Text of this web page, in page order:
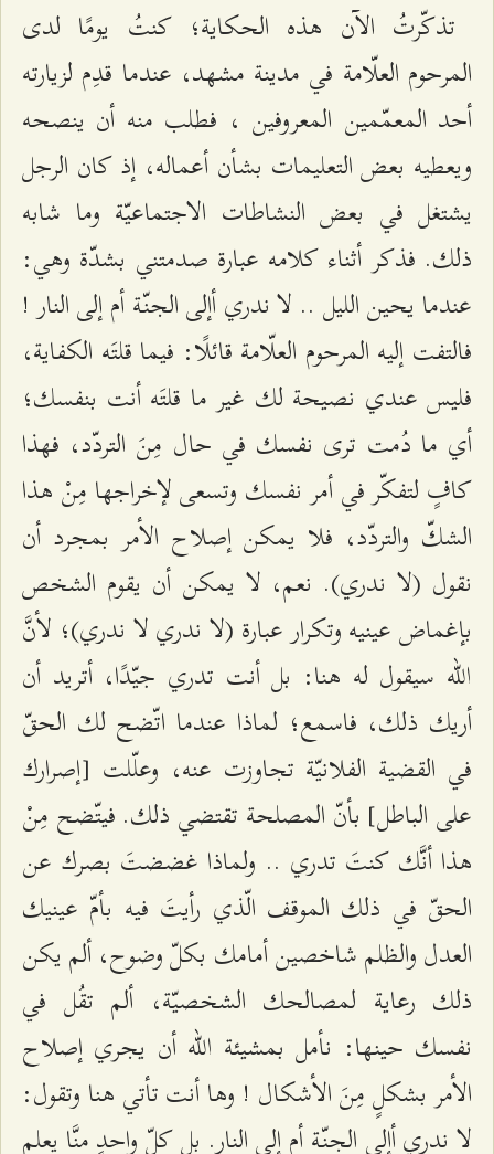
تذكّرتُ الآن هذه الحكاية؛ كنتُ يومًا لدى
المرحوم العلّامة في مدينة مشهد، عندما قدِم لزيارته
أحد المعمّمين المعروفين ، فطلب منه أن ينصحه
ويعطيه بعض التعليمات بشأن أعماله، إذ كان الرجل
يشتغل في بعض النشاطات الاجتماعيّة وما شابه
ذلك. فذكر أثناء كلامه عبارة صدمتني بشدّة وهي:
عندما يحين الليل .. لا ندري أإلى الجنّة أم إلى النار !
فالتفت إليه المرحوم العلّامة قائلًا: فيما قلتَه الكفاية،
فليس عندي نصيحة لك غير ما قلتَه أنت بنفسك؛
أي ما دُمت ترى نفسك في حال مِنَ التردّد، فهذا
كافٍ لتفكّر في أمر نفسك وتسعى لإخراجها مِنْ هذا
الشكّ والتردّد، فلا يمكن إصلاح الأمر بمجرد أن
نقول (لا ندري). نعم، لا يمكن أن يقوم الشخص
بإغماض عينيه وتكرار عبارة (لا ندري لا ندري)؛ لأنَّ
الله سيقول له هنا: بل أنت تدري جيّدًا، أتريد أن
أريك ذلك، فاسمع؛ لماذا عندما اتّضح لك الحقّ
في القضية الفلانيّة تجاوزت عنه، وعلّلت [إصرارك
على الباطل] بأنّ المصلحة تقتضي ذلك. فيتّضح مِنْ
هذا أنَّك كنتَ تدري .. ولماذا غضضتَ بصرك عن
الحقّ في ذلك الموقف الّذي رأيتَ فيه بأمّ عينيك
العدل والظلم شاخصين أمامك بكلّ وضوح، ألم يكن
ذلك رعاية لمصالحك الشخصيّة، ألم تقُل في
نفسك حينها: نأمل بمشيئة الله أن يجري إصلاح
الأمر بشكلٍ مِنَ الأشكال ! وها أنت تأتي هنا وتقول:
لا ندري أإلى الجنّة أم إلى النار. بل كلّ واحدٍ منَّا يعلم